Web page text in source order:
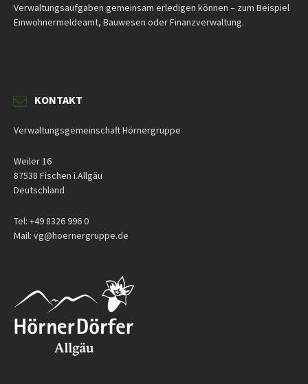
Verwaltungsaufgaben gemeinsam erledigen können – zum Beispiel
Einwohnermeldeamt, Bauwesen oder Finanzverwaltung.
KONTAKT
Verwaltungsgemeinschaft Hörnergruppe
Weiler 16
87538 Fischen i.Allgäu
Deutschland
Tel: +49 8326 996 0
Mail: vg@hoernergruppe.de